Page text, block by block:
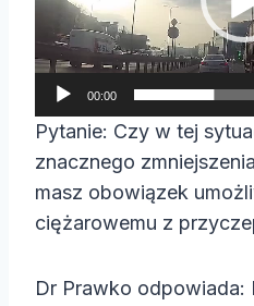
z
c
z
v
i
e
00:00
Pytanie: Czy w tej
znacznego
masz obowiązek
ciężarowemu z
Dr Prawko odpowiada: